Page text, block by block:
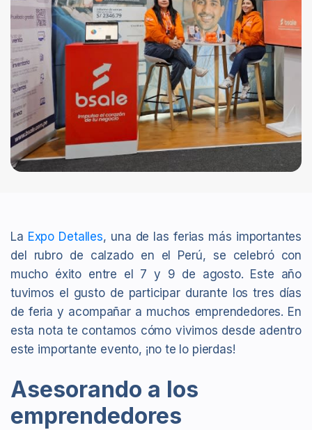
La Expo Detalles, una de las ferias más importantes
del rubro de calzado en el Perú, se celebró con
mucho éxito entre el 7 y 9 de agosto. Este año
tuvimos el gusto de participar durante los tres días
de feria y acompañar a muchos emprendedores. En
esta nota te contamos cómo vivimos desde adentro
este importante evento, ¡no te lo pierdas!
Asesorando a los
emprendedores